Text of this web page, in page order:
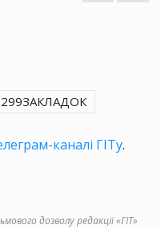
299ЗАКЛАДОК
каналі ГІТу.
дозволу редакції «ГІТ»